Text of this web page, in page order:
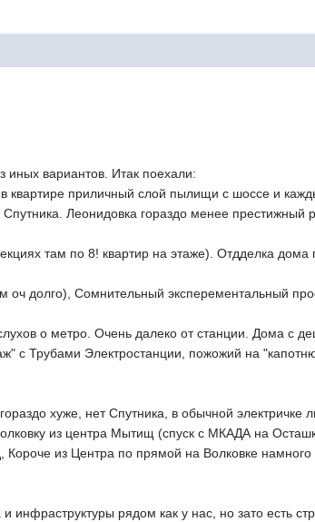
вариантов. Итак поехали:
квартире приличный слой пылищи с шоссе и
Леонидовка гораздо менее престижный
там по 8! квартир на этаже). Отдделка дома
долго), Сомнительный эксперементальный
о метро. Очень далеко от станции. Дома с
с Трубами Электростанции, пожожий на
хуже, нет Спутника, в обычной электричке
из центра Мытищ (спуск с МКАДА на
из Центра по прямой на Волковке
инфраструктуры рядом как у нас, но зато есть